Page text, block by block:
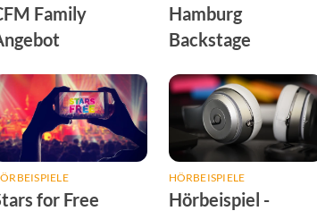
Family
Hamburg
Backstage
for Free
HÖRBEISPIELE
Hörbeispiel -